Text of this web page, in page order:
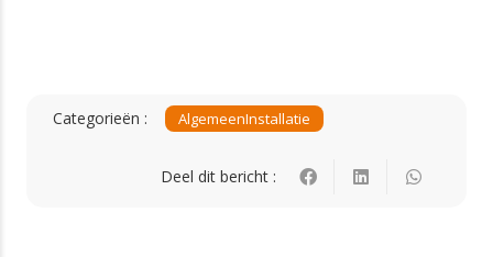
Categorieën : AlgemeenInstallatie
Deel dit bericht :